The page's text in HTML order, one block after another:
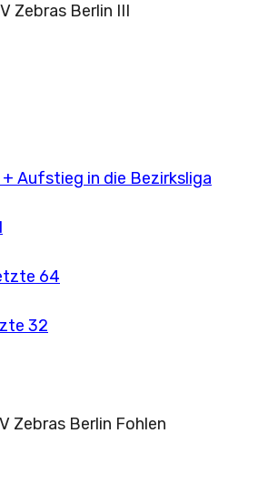
Zebras Berlin III
Aufstieg in die Bezirksliga
64
32
Zebras Berlin Fohlen